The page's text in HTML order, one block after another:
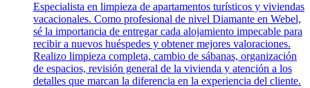
Especialista en limpieza de apartamentos turísticos y viviendas
vacacionales. Como profesional de nivel Diamante en Webel,
sé la importancia de entregar cada alojamiento impecable para
recibir a nuevos huéspedes y obtener mejores valoraciones.
Realizo limpieza completa, cambio de sábanas, organización
de espacios, revisión general de la vivienda y atención a los
detalles que marcan la diferencia en la experiencia del cliente.